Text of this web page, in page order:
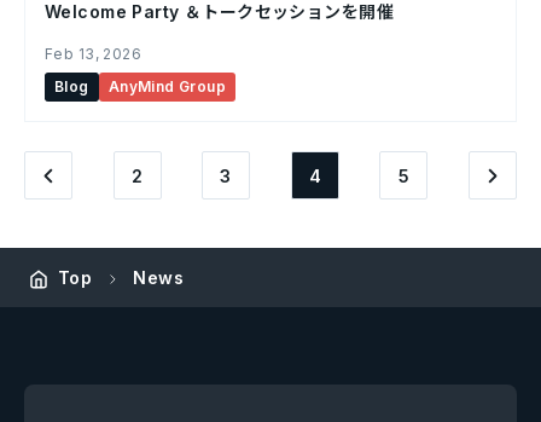
Welcome Party ＆トークセッションを開催
Feb 13, 2026
Blog
AnyMind Group
2 3 4 5
Top News